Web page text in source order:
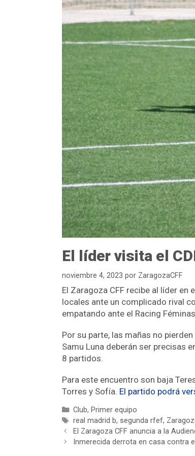
El líder visita el
noviembre 4, 2023 por ZaragozaCFF
El Zaragoza CFF recibe al líder
locales ante un complicado rival
empatando ante el Racing
Por su parte, las mañas no
Samu Luna deberán ser precisas
8 partidos.
Para este encuentro son baja
Torres y Sofía. El partido podrá
Club, Primer equipo
real madrid b, segunda rfef,
El Zaragoza CFF anuncia a la
Inmerecida derrota en casa contra